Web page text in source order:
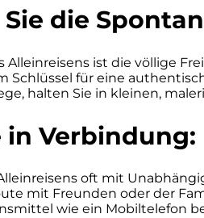
die
Alleinreisens ist die völlige
Schlüssel für eine
halten Sie in kleinen,
in Verbindung:
oft mit
mit Freunden oder der
wie ein Mobiltelefon